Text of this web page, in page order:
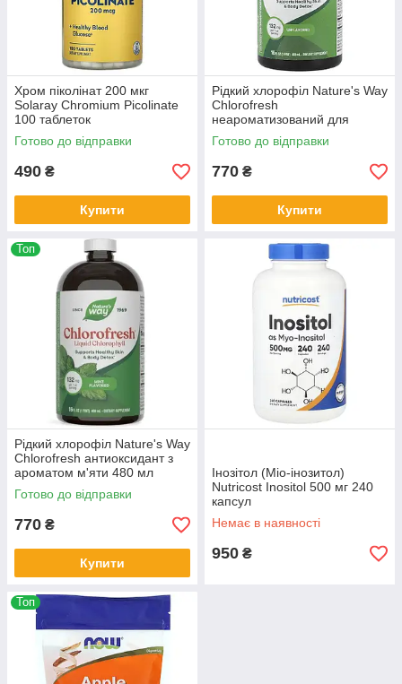
Хром піколінат 200 мкг
Solaray Chromium Picolinate
100 таблеток
Готово до відправки
490 ₴
Купити
Рідкий хлорофіл Nature's Way
Chlorofresh
неароматизований для
підтримки здоров'я та
детоксу 480 мл
Готово до відправки
770 ₴
Купити
Топ
Рідкий хлорофіл Nature's Way
Chlorofresh антиоксидант з
ароматом м'яти 480 мл
Готово до відправки
770 ₴
Купити
Інозітол (Міо-інозитол)
Nutricost Inositol 500 мг 240
капсул
Немає в наявності
950 ₴
Топ